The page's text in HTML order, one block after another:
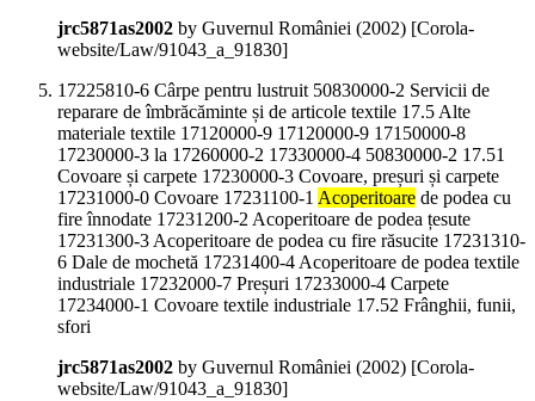
jrc5871as2002 by Guvernul României (2002) [Corola-
website/Law/91043_a_91830]
17225810-6 Cârpe pentru lustruit 50830000-2 Servicii de
reparare de îmbrăcăminte și de articole textile 17.5 Alte
materiale textile 17120000-9 17120000-9 17150000-8
17230000-3 la 17260000-2 17330000-4 50830000-2 17.51
Covoare și carpete 17230000-3 Covoare, preșuri și carpete
17231000-0 Covoare 17231100-1 Acoperitoare de podea cu
fire înnodate 17231200-2 Acoperitoare de podea țesute
17231300-3 Acoperitoare de podea cu fire răsucite 17231310-
6 Dale de mochetă 17231400-4 Acoperitoare de podea textile
industriale 17232000-7 Preșuri 17233000-4 Carpete
17234000-1 Covoare textile industriale 17.52 Frânghii, funii,
sfori
jrc5871as2002 by Guvernul României (2002) [Corola-
website/Law/91043_a_91830]